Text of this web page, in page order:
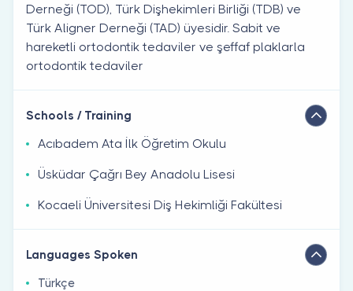
Derneği (TOD), Türk Dişhekimleri Birliği (TDB) ve
Türk Aligner Derneği (TAD) üyesidir. Sabit ve
hareketli ortodontik tedaviler ve şeffaf plaklarla
ortodontik tedaviler
Schools / Training
Acıbadem Ata İlk Öğretim Okulu
Üsküdar Çağrı Bey Anadolu Lisesi
Kocaeli Üniversitesi Diş Hekimliği Fakültesi
Languages Spoken
Türkçe